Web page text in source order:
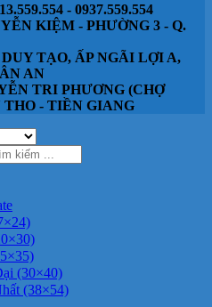
- 0937.559.554
KIỆM - PHƯỜNG 3 - Q.
TẠO, ẤP NGÃI LỢI A,
AN
TRI PHƯƠNG (CHỢ
THO - TIỀN GIANG
(30×40)
(38×54)